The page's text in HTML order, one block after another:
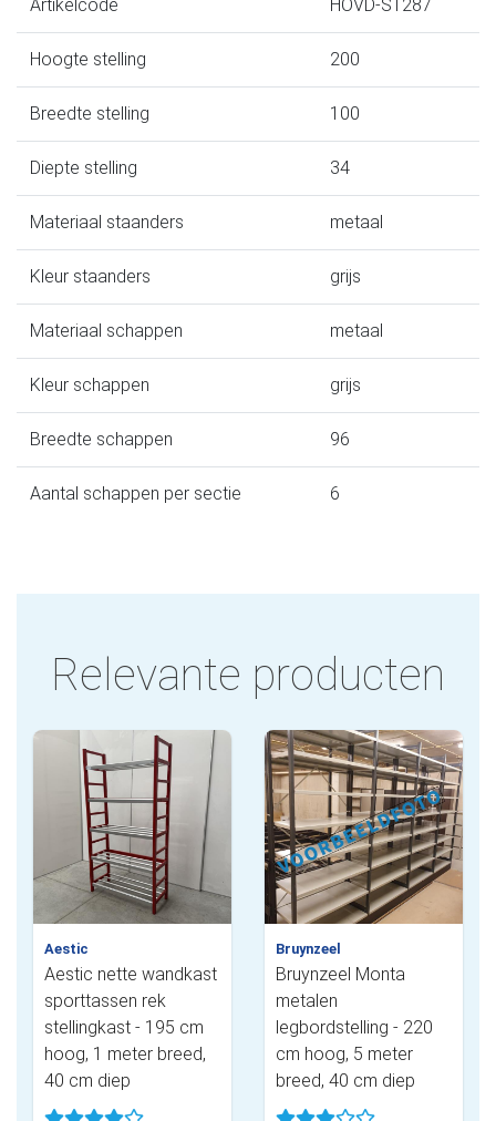
Artikelcode HOVD-ST287
Hoogte stelling 200
Breedte stelling 100
Diepte stelling 34
Materiaal staanders metaal
Kleur staanders grijs
Materiaal schappen metaal
Kleur schappen grijs
Breedte schappen 96
Aantal schappen per sectie 6
Relevante producten
Aestic
Aestic nette wandkast
sporttassen rek
stellingkast - 195 cm
hoog, 1 meter breed,
40 cm diep
Bruynzeel
Bruynzeel Monta
metalen
legbordstelling - 220
cm hoog, 5 meter
breed, 40 cm diep